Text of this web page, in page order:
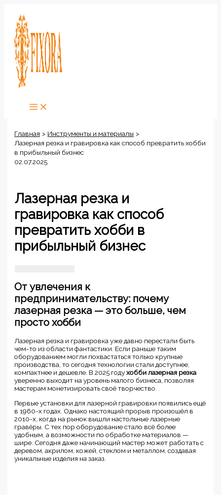
содержимому
Главная
Инструменты и материалы
Лазерная резка и гравировка как способ превратить хобби
в прибыльный бизнес
02.07.2025
Лазерная резка и
гравировка как способ
превратить хобби в
прибыльный бизнес
От увлечения к
предпринимательству: почему
лазерная резка — это больше, чем
просто хобби
Лазерная резка и гравировка уже давно перестали быть
чем-то из области фантастики. Если раньше таким
оборудованием могли похвастаться только крупные
производства, то сегодня технологии стали доступнее,
компактнее и дешевле. В 2025 годухобби лазерная резка
уверенно выходит на уровень малого бизнеса, позволяя
мастерам монетизировать своё творчество.
Первые установки для лазерной гравировки появились ещё
в 1960-х годах. Однако настоящий прорыв произошёл в
2010-х, когда на рынок вышли настольные лазерные
гравёры. С тех пор оборудование стало всё более
удобным, а возможности по обработке материалов —
шире. Сегодня даже начинающий мастер может работать с
деревом, акрилом, кожей, стеклом и металлом, создавая
уникальные изделия на заказ.